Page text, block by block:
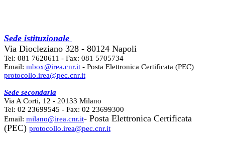
Sede istituzionale
Via Diocleziano 328 - 80124 Napoli
Tel: 081 7620611 - Fax: 081 5705734
Email: mbox@irea.cnr.it - Posta Elettronica Certificata (PEC)
protocollo.irea@pec.cnr.it
Sede secondaria
Via A Corti, 12 - 20133 Milano
Tel: 02 23699545 - Fax: 02 23699300
Email: milano@irea.cnr.it- Posta Elettronica Certificata
(PEC) protocollo.irea@pec.cnr.it